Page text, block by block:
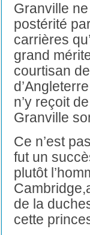
Granville
postérité
carrières
grand
courtisan
n’y reçoit
Granville
Ce n’est
fut un
plutôt
de la
cette